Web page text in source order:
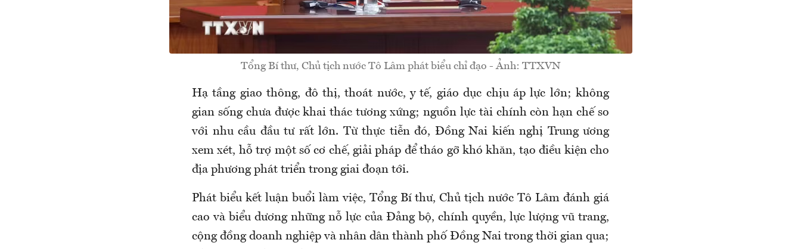
Tổng Bí thư, Chủ tịch nước Tô Lâm phát biểu chỉ đạo - Ảnh: TTXVN
Hạ tầng giao thông, đô thị, thoát nước, y tế, giáo dục chịu áp lực lớn; không
gian sống chưa được khai thác tương xứng; nguồn lực tài chính còn hạn chế so
với nhu cầu đầu tư rất lớn. Từ thực tiễn đó, Đồng Nai kiến nghị Trung ương
xem xét, hỗ trợ một số cơ chế, giải pháp để tháo gỡ khó khăn, tạo điều kiện cho
địa phương phát triển trong giai đoạn tới.
Phát biểu kết luận buổi làm việc, Tổng Bí thư, Chủ tịch nước Tô Lâm đánh giá
cao và biểu dương những nỗ lực của Đảng bộ, chính quyền, lực lượng vũ trang,
cộng đồng doanh nghiệp và nhân dân thành phố Đồng Nai trong thời gian qua;